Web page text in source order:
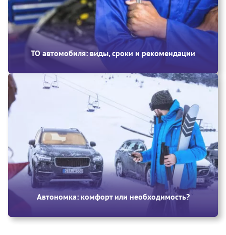
ТО автомобиля: виды, сроки и рекомендации
Автономка: комфорт или необходимость?